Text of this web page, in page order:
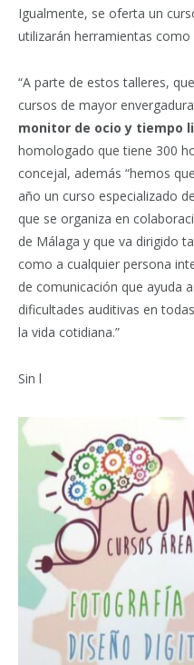
Igualmente, se oferta un
utilizarán herramientas
“A parte de estos talleres,
cursos de mayor
monitor de ocio y tiempo
homologado que tiene 300
concejal, además “hemos
año un curso especializado de
que se organiza en
de Málaga y que va dirigido
como a cualquier persona
de comunicación que ayuda
dificultades auditivas en
la vida cotidiana.”
Sin l